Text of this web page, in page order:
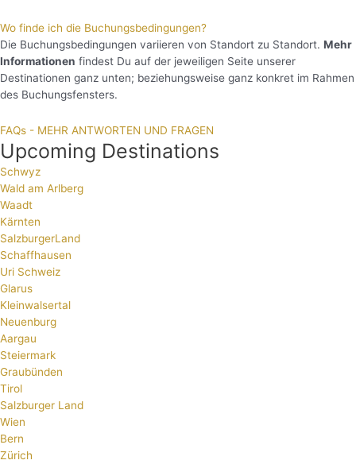
Wo finde ich die Buchungsbedingungen?
Die Buchungsbedingungen variieren von Standort zu Standort. Mehr
Informationen findest Du auf der jeweiligen Seite unserer
Destinationen ganz unten; beziehungsweise ganz konkret im Rahmen
des Buchungsfensters.
FAQs - MEHR ANTWORTEN UND FRAGEN
Upcoming Destinations
Schwyz
Wald am Arlberg
Waadt
Kärnten
SalzburgerLand
Schaffhausen
Uri Schweiz
Glarus
Kleinwalsertal
Neuenburg
Aargau
Steiermark
Graubünden
Tirol
Salzburger Land
Wien
Bern
Zürich